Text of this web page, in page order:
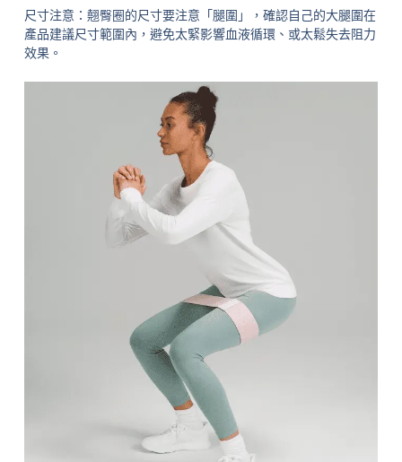
尺寸注意：翹臀圈的尺寸要注意「腿圍」，確認自己的大腿圍在
產品建議尺寸範圍內，避免太緊影響血液循環、或太鬆失去阻力
效果。